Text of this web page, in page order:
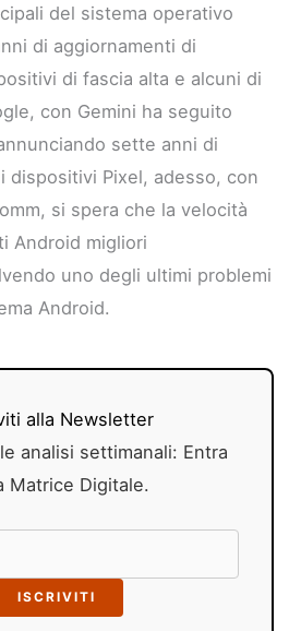
del sistema operativo
di aggiornamenti di
di fascia alta e alcuni di
con Gemini ha seguito
sette anni di
dispositivi Pixel, adesso, con
si spera che la velocità
Android migliori
uno degli ultimi problemi
Android.
alla Newsletter
analisi settimanali: Entra
Matrice Digitale.
ISCRIVITI